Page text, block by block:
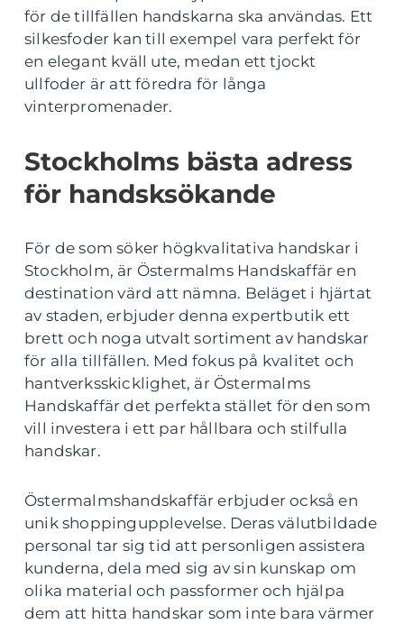
för de tillfällen handskarna ska användas. Ett
silkesfoder kan till exempel vara perfekt för
en elegant kväll ute, medan ett tjockt
ullfoder är att föredra för långa
vinterpromenader.
Stockholms bästa adress
för handsksökande
För de som söker högkvalitativa handskar i
Stockholm, är Östermalms Handskaffär en
destination värd att nämna. Beläget i hjärtat
av staden, erbjuder denna expertbutik ett
brett och noga utvalt sortiment av handskar
för alla tillfällen. Med fokus på kvalitet och
hantverksskicklighet, är Östermalms
Handskaffär det perfekta stället för den som
vill investera i ett par hållbara och stilfulla
handskar.
Östermalmshandskaffär erbjuder också en
unik shoppingupplevelse. Deras välutbildade
personal tar sig tid att personligen assistera
kunderna, dela med sig av sin kunskap om
olika material och passformer och hjälpa
dem att hitta handskar som inte bara värmer